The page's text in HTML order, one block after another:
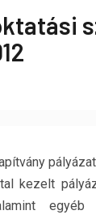
kezelt
egyéb